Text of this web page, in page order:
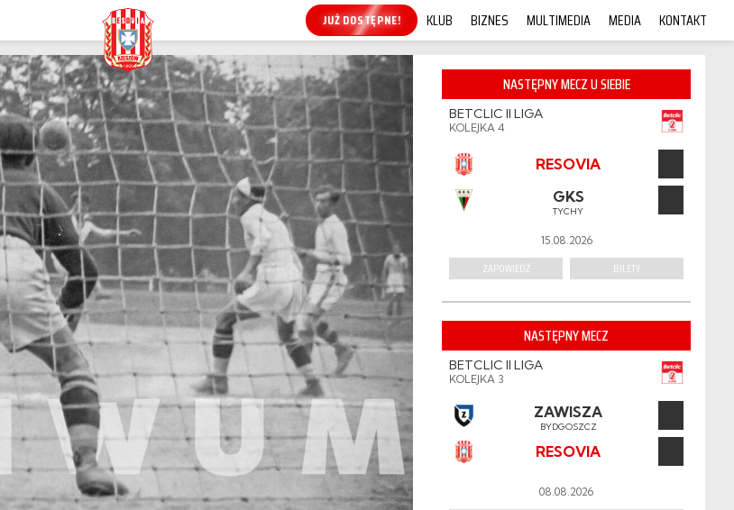
KUP ONLINE! KLUB BIZNES MULTIMEDIA MEDIA KONTAKT
NASTĘPNY MECZ U SIEBIE
BETCLIC II LIGA
KOLEJKA 4
RESOVIA
GKS
TYCHY
15.08.2026
ZAPOWIEDŹ BILETY
NASTĘPNY MECZ
BETCLIC II LIGA
KOLEJKA 3
ZAWISZA
BYDGOSZCZ
RESOVIA
08.08.2026